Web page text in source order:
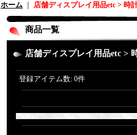
ホーム 店舗ディスプレイ用品etc > 時
商品一覧
店舗ディスプレイ用品etc >
登録アイテム数: 0件